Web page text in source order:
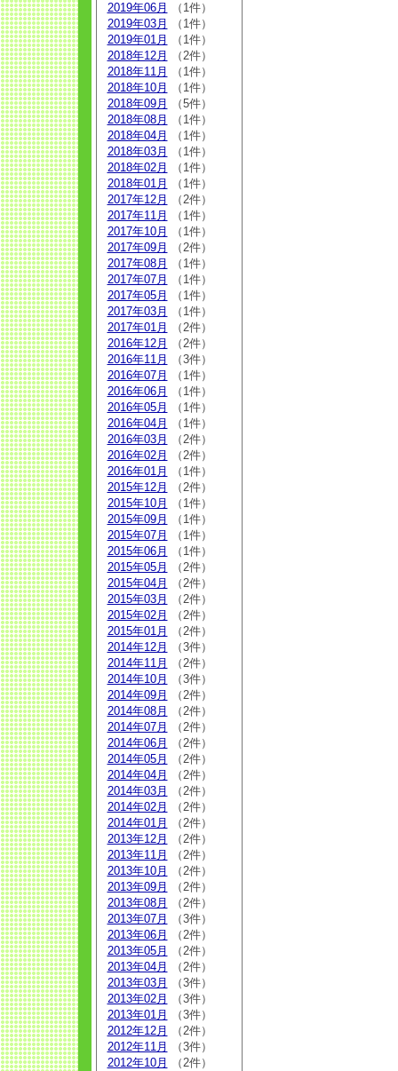
2019年06月
（1件）
2019年03月
（1件）
2019年01月
（1件）
2018年12月
（2件）
2018年11月
（1件）
2018年10月
（1件）
2018年09月
（5件）
2018年08月
（1件）
2018年04月
（1件）
2018年03月
（1件）
2018年02月
（1件）
2018年01月
（1件）
2017年12月
（2件）
2017年11月
（1件）
2017年10月
（1件）
2017年09月
（2件）
2017年08月
（1件）
2017年07月
（1件）
2017年05月
（1件）
2017年03月
（1件）
2017年01月
（2件）
2016年12月
（2件）
2016年11月
（3件）
2016年07月
（1件）
2016年06月
（1件）
2016年05月
（1件）
2016年04月
（1件）
2016年03月
（2件）
2016年02月
（2件）
2016年01月
（1件）
2015年12月
（2件）
2015年10月
（1件）
2015年09月
（1件）
2015年07月
（1件）
2015年06月
（1件）
2015年05月
（2件）
2015年04月
（2件）
2015年03月
（2件）
2015年02月
（2件）
2015年01月
（2件）
2014年12月
（3件）
2014年11月
（2件）
2014年10月
（3件）
2014年09月
（2件）
2014年08月
（2件）
2014年07月
（2件）
2014年06月
（2件）
2014年05月
（2件）
2014年04月
（2件）
2014年03月
（2件）
2014年02月
（2件）
2014年01月
（2件）
2013年12月
（2件）
2013年11月
（2件）
2013年10月
（2件）
2013年09月
（2件）
2013年08月
（2件）
2013年07月
（3件）
2013年06月
（2件）
2013年05月
（2件）
2013年04月
（2件）
2013年03月
（3件）
2013年02月
（3件）
2013年01月
（3件）
2012年12月
（2件）
2012年11月
（3件）
2012年10月
（2件）